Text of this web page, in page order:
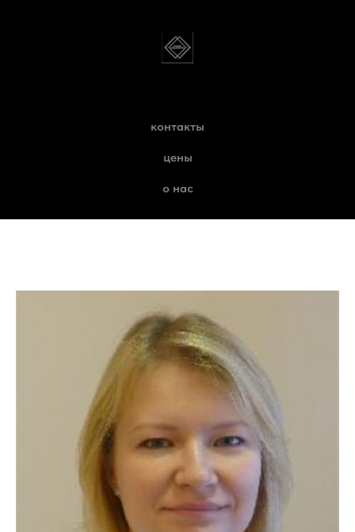
контакты
цены
о нас